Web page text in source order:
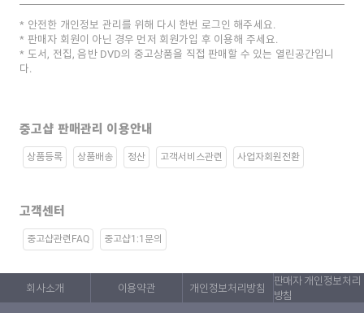
안전한 개인정보 관리를 위해 다시 한번 로그인 해주세요.
판매자 회원이 아닌 경우 먼저 회원가입 후 이용해 주세요.
도서, 전집, 음반 DVD의 중고상품을 직접 판매할 수 있는 열린공간입니
다.
중고샵 판매관리 이용안내
상품등록 상품배송 정산 고객서비스관련 사업자회원전환
고객센터
중고샵관련FAQ 중고샵1:1문의
회사소개 이용약관 개인정보처리방침
판매자 개인정보처리
방침